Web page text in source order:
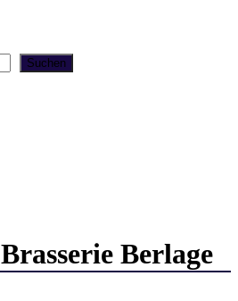
Suchen
Brasserie Berlage